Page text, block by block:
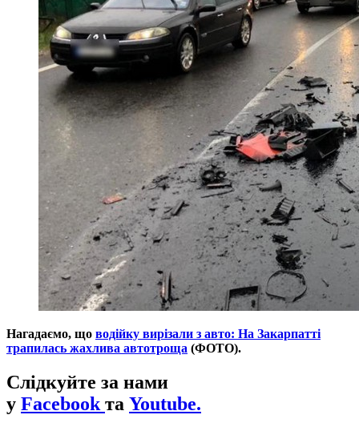
Нагадаємо, що водійку вирізали з авто: На Закарпатті
трапилась жахлива автотроща (ФОТО).
Слідкуйте за нами
у Facebook та Youtube.